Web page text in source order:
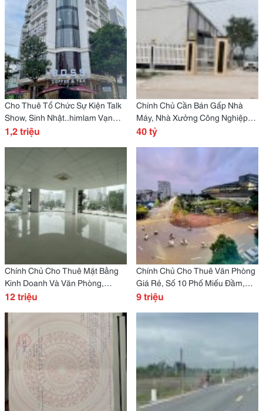
Cho Thuê Tổ Chức Sự Kiện Talk
Show, Sinh Nhật..himlam Vạn
Phúc Hà Đông
1,2 triệu
Chính Chủ Cần Bán Gấp Nhà
Máy, Nhà Xưởng Công Nghiệp
Tại Thành Phố Thanh Hóa
40 tỷ
Chính Chủ Cho Thuê Mặt Bằng
Kinh Doanh Và Văn Phòng,
Himlam Vạn Phúc, Hà Đông, Hà
12 triệu
Chính Chủ Cho Thuê Văn Phòng
Giá Rẻ, Số 10 Phố Miếu Đầm,
Nam Từ Liêm, Hà Nội
9 triệu